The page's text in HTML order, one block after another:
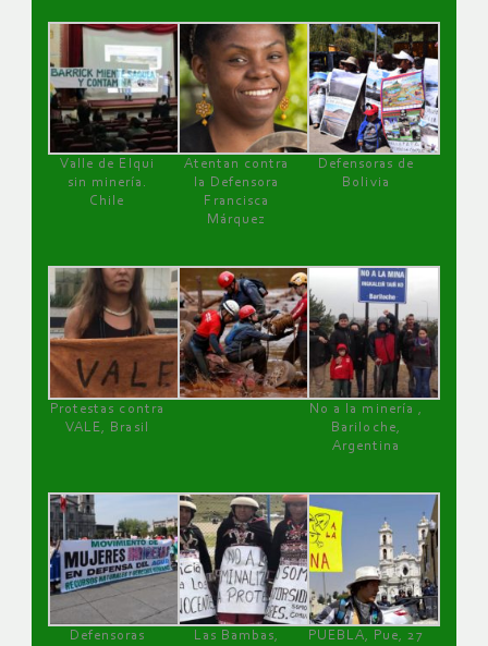
Valle de Elqui
sin minería.
Chile
Atentan contra
la Defensora
Francisca
Márquez
Defensoras de
Bolivia
Protestas contra
VALE, Brasil
No a la minería ,
Bariloche,
Argentina
Defensoras
Las Bambas,
PUEBLA, Pue, 27